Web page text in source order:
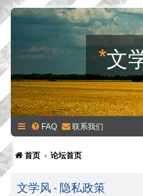
*文
FAQ 联系我们
首页 论坛首页
文学风 - 隐私政策